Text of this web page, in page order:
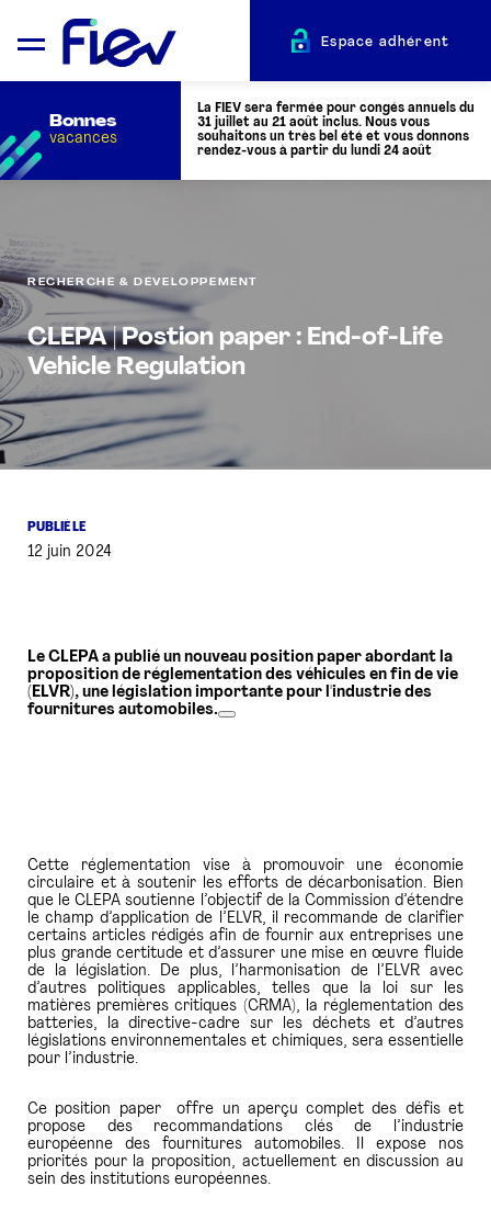
L’AUTOMOTIVE
ADHÉRENTS
ACTUALITÉS
PRESSE
Espace adhérent
Bonnes
vacances
La FIEV sera fermée pour congés annuels du
31 juillet au 21 août inclus. Nous vous
souhaitons un très bel été et vous donnons
rendez-vous à partir du lundi 24 août
RECHERCHE & DÉVELOPPEMENT
CLEPA | Postion paper : End-of-Life
Vehicle Regulation
PUBLIÉ LE
12 juin 2024
Le CLEPA a publié un nouveau position paper abordant la
proposition de réglementation des véhicules en fin de vie
(ELVR), une législation importante pour l'industrie des
fournitures automobiles.
Cette réglementation vise à promouvoir une économie
circulaire et à soutenir les efforts de décarbonisation. Bien
que le CLEPA soutienne l’objectif de la Commission d’étendre
le champ d’application de l’ELVR, il recommande de clarifier
certains articles rédigés afin de fournir aux entreprises une
plus grande certitude et d’assurer une mise en œuvre fluide
de la législation. De plus, l’harmonisation de l’ELVR avec
d’autres politiques applicables, telles que la loi sur les
matières premières critiques (CRMA), la réglementation des
batteries, la directive-cadre sur les déchets et d’autres
législations environnementales et chimiques, sera essentielle
pour l’industrie.
Ce position paper offre un aperçu complet des défis et
propose des recommandations clés de l’industrie
européenne des fournitures automobiles. Il expose nos
priorités pour la proposition, actuellement en discussion au
sein des institutions européennes.